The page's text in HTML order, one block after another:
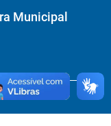
Municipal